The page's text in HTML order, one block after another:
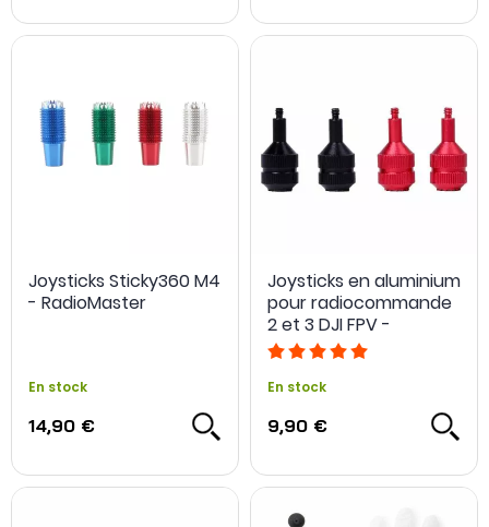
Joysticks Sticky360 M4
- RadioMaster
En stock
14,90 €
Joysticks en aluminium
pour radiocommande
2 et 3 DJI FPV -
Sunnylife
En stock
9,90 €